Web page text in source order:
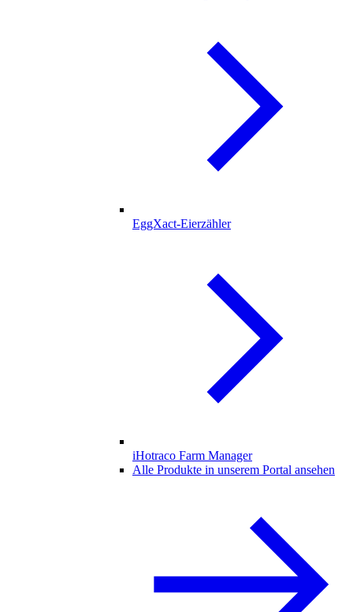
EggXact-Eierzähler
iHotraco Farm Manager
Alle Produkte in unserem Portal ansehen